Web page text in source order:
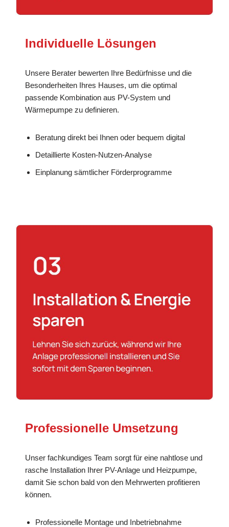
Individuelle Lösungen
Unsere Berater bewerten Ihre Bedürfnisse und die
Besonderheiten Ihres Hauses, um die optimal
passende Kombination aus PV-System und
Wärmepumpe zu definieren.
Beratung direkt bei Ihnen oder bequem digital
Detaillierte Kosten-Nutzen-Analyse
Einplanung sämtlicher Förderprogramme
Professionelle Umsetzung
Unser fachkundiges Team sorgt für eine nahtlose und
rasche Installation Ihrer PV-Anlage und Heizpumpe,
damit Sie schon bald von den Mehrwerten profitieren
können.
Professionelle Montage und Inbetriebnahme